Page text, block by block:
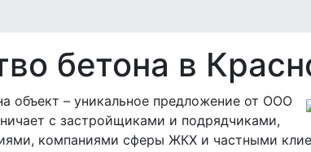
бетона в
объект – уникальное предложение от ООО
с застройщиками и подрядчиками,
компаниями сферы ЖКХ и частными